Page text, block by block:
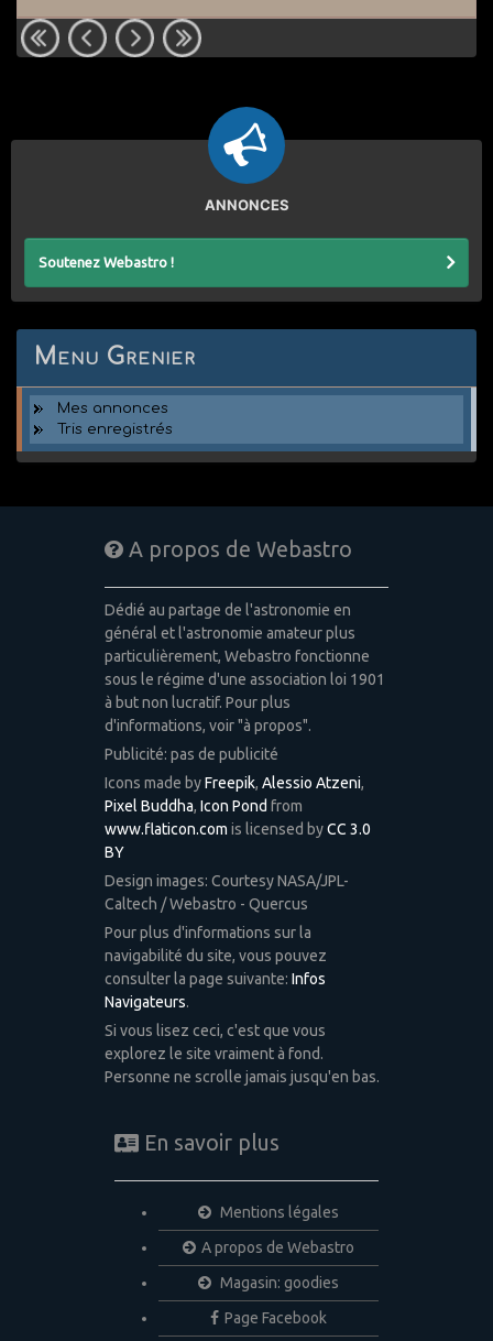
ANNONCES
Soutenez Webastro !
Menu Grenier
Mes annonces
Tris enregistrés
A propos de Webastro
Dédié au partage de l'astronomie en
général et l'astronomie amateur plus
particulièrement, Webastro fonctionne
sous le régime d'une association loi 1901
à but non lucratif. Pour plus
d'informations, voir "à propos".
Publicité: pas de publicité
Icons made byFreepik, Alessio Atzeni,
Pixel Buddha, Icon Pond from
www.flaticon.com is licensed byCC 3.0
BY
Design images: Courtesy NASA/JPL-
Caltech / Webastro - Quercus
Pour plus d'informations sur la
navigabilité du site, vous pouvez
consulter la page suivante: Infos
Navigateurs.
Si vous lisez ceci, c'est que vous
explorez le site vraiment à fond.
Personne ne scrolle jamais jusqu'en bas.
En savoir plus
Mentions légales
A propos de Webastro
Magasin: goodies
Page Facebook